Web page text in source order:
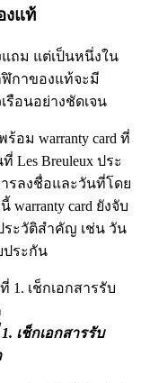
งแท้
แถม แต่เป็นหนึ่งใน
กาของแท้จะมี
รือนอย่างชัดเจน
อม warranty card ที่
Les Breuleux ประ
รลงชื่อและวันที่โดย
card ยังจับ
ระวัติสำคัญ เช่น วัน
ประกัน
เช็กเอกสารรับ